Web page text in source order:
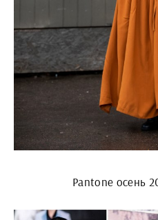
Pantone осень